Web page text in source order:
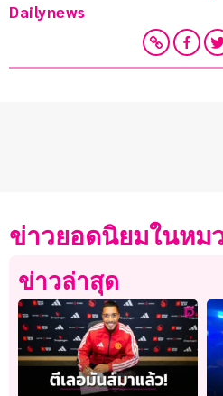
Dailynews
ข่าวยอดนิยมในหม
ข่าวล่าสุด